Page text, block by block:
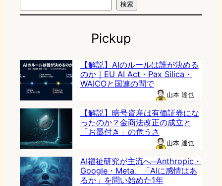
検索
Pickup
【解説】AIのルールは誰が決める
のか｜EU AI Act・Pax Silica・
WAICOと国連の間で
山本 達也
【解説】暗号資産は有価証券にな
ったのか？金商法改正の成立と
「お墨付き」の危うさ
山本 達也
AI福祉研究が主流へ─Anthropic・
Google・Meta、「AIに感情はあ
るか」を問い始めた1年